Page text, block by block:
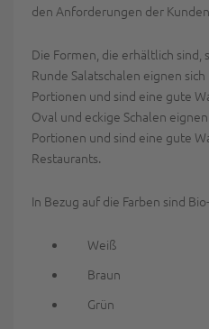
den Anforderungen der
Die Formen, die erhältlich sind,
Runde Salatschalen eignen
Portionen und sind eine gute
Oval und eckige Schalen
Portionen und sind eine gute
Restaurants.
In Bezug auf die Farben sind
Weiß
Braun
Grün